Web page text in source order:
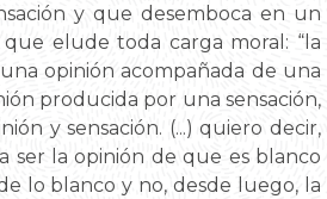
y que desemboca en un
elude toda carga moral: “la
opinión acompañada de una
producida por una sensación,
y sensación. (...) quiero decir,
ser la opinión de que es blanco
lo blanco y no, desde luego, la